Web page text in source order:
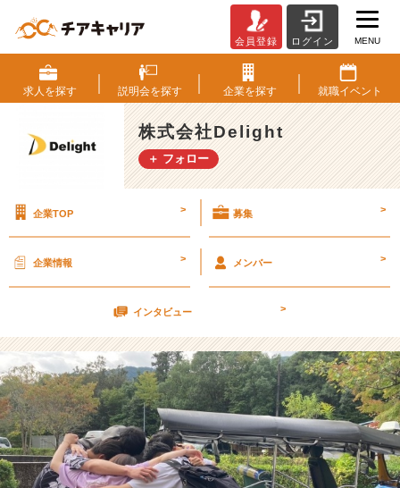
e
l
i
g
h
t
会
e
l
g
h
t
の
タ
イ
ム
ラ
会員登録 ログイン MENU
求人を探す 説明会を探す 企業を探す 就職イベント
株式会社Delight
＋ フォロー
企業TOP > 募集 >
企業情報 > メンバー >
インタビュー >